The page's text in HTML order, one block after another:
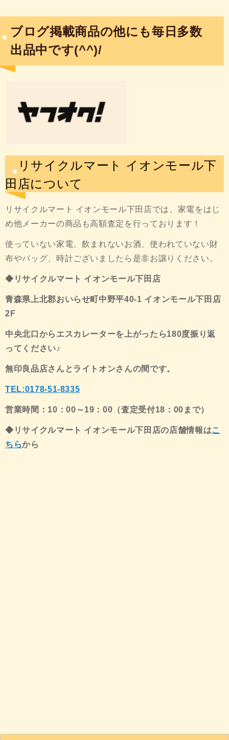
ブログ掲載商品の他にも毎日多数
出品中です(^^)/
リサイクルマート イオンモール下
田店について
リサイクルマート イオンモール下田店では、家電をはじ
め他メーカーの商品も高額査定を行っております！
使っていない家電、飲まれないお酒、使われていない財
布やバッグ、時計ございましたら是非お譲りください。
◆リサイクルマート イオンモール下田店
青森県上北郡おいらせ町中野平40-1 イオンモール下田店
2F
中央北口からエスカレーターを上がったら180度振り返
ってください♪
無印良品店さんとライトオンさんの間です。
TEL:0178-51-8335
営業時間：10：00～19：00（査定受付18：00まで）
◆リサイクルマート イオンモール下田店の店舗情報はこ
ちらから